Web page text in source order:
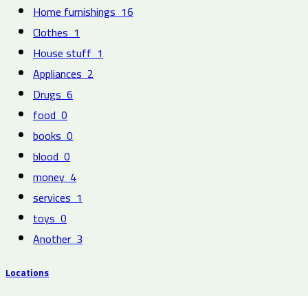
Home furnishings16
Clothes1
House stuff1
Appliances2
Drugs6
food0
books0
blood0
money4
services1
toys0
Another3
Locations